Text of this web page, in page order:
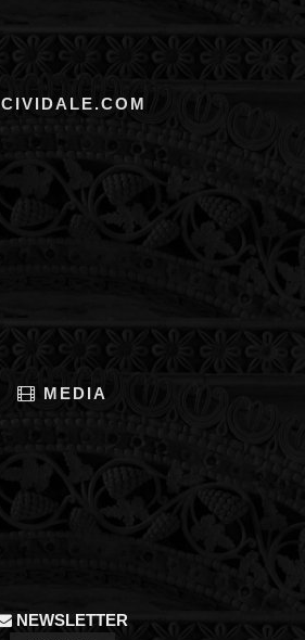
CIVIDALE.COM
MEDIA
NEWSLETTER